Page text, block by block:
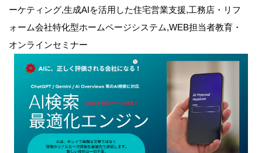
ーケティング,生成AIを活用した住宅営業支援,工務店・リフ
ォーム会社特化型ホームページシステム,WEB担当者教育・
オンラインセミナー